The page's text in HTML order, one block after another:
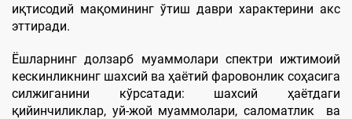
иқтисодий мақомининг ўтиш даври характерини акс
эттиради.
Ёшларнинг долзарб муаммолари спектри ижтимоий
кескинликнинг шахсий ва ҳаётий фаровонлик соҳасига
силжиганини кўрсатади: шахсий ҳаётдаги
қийинчиликлар, уй-жой муаммолари, саломатлик ва